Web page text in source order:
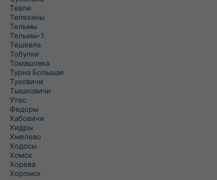
Тевли
Телеханы
Тельмы
Тельмы-1
Тешевле
Тобулки
Томашовка
Турна Большая
Туховичи
Тышковичи
Утес
Федоры
Хабовичи
Хидры
Хмелево
Ходосы
Хомск
Хорева
Хоромск